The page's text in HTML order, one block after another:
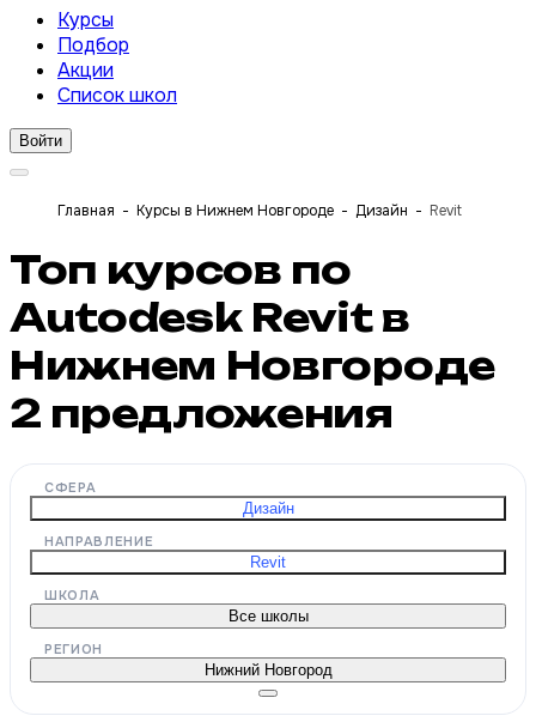
Курсы
Подбор
Акции
Список школ
Войти
Главная Курсы в Нижнем Новгороде Дизайн Revit
Топ курсов по
Autodesk Revit в
Нижнем Новгороде
2 предложения
СФЕРА
Дизайн
НАПРАВЛЕНИЕ
Revit
ШКОЛА
Все школы
РЕГИОН
Нижний Новгород